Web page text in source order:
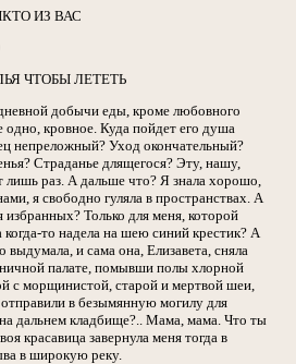
ИЗ ВАС
ЧТОБЫ ЛЕТЕТЬ
добычи еды, кроме любовного
одно, кровное. Куда пойдет его душа
непреложный? Уход окончательный?
Страданье длящегося? Эту, нашу,
раз. А дальше что? Я знала хорошо,
я свободно гуляла в пространствах. А
избранных? Только для меня, которой
когда-то надела на шею синий крестик? А
выдумала, и сама она, Елизавета, сняла
палате, помывши полы хлорной
с морщинистой, старой и мертвой шеи,
в безымянную могилу для
дальнем кладбище?.. Мама, мама. Что ты
красавица завернула меня тогда в
в широкую реку.